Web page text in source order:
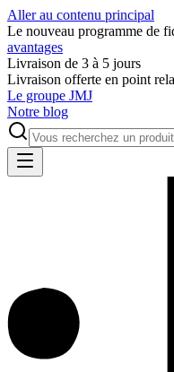
Aller au contenu principal
Le nouveau programme de
avantages
Livraison de 3 à 5 jours
Livraison offerte en point
Le groupe JMJ
Notre blog